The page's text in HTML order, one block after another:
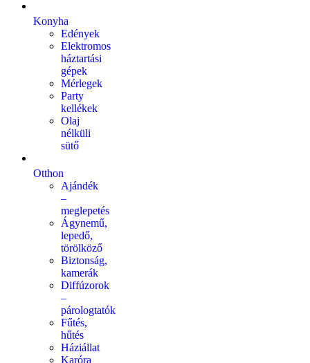
Konyha
Edények
Elektromos
háztartási
gépek
Mérlegek
Party
kellékek
Olaj
nélküli
sütő
Otthon
Ajándék
–
meglepetés
Ágynemű,
lepedő,
törölköző
Biztonság,
kamerák
Diffúzorok
–
párologtatók
Fűtés,
hűtés
Háziállat
Karóra